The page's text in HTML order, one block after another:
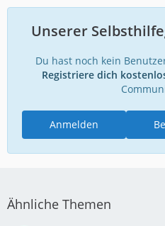
Unserer
Du hast noch kein
Registriere dich
Anmelden
Ähnliche Themen